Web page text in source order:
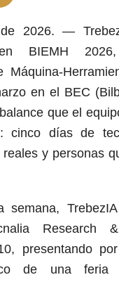
2026. —
en BIEMH
Máquina-
en el BEC
que el
cinco días de
y personas
semana,
Research &
presentando
de una feria